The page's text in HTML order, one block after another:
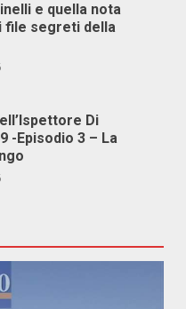
e quella nota
file segreti della
Di
-Episodio 3 – La